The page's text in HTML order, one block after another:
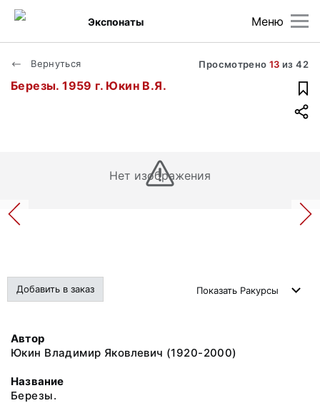
Меню
Экспонаты
Вернуться Просмотрено 13 из42
Березы. 1959 г. Юкин В.Я.
Нет изображения
Добавить в заказ Показать Ракурсы
Автор
Юкин Владимир Яковлевич (1920-2000)
Название
Березы.